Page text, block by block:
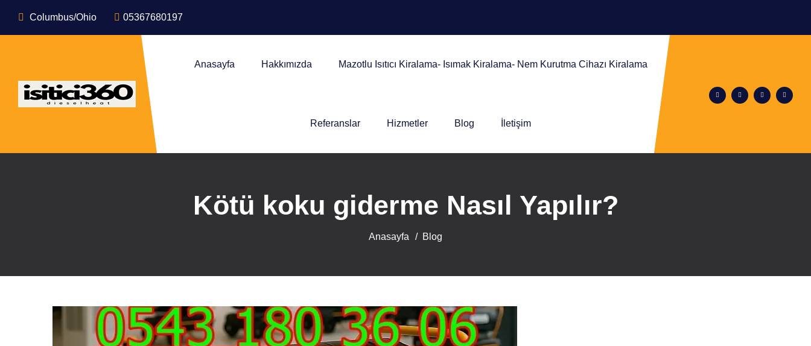
Columbus/Ohio 05367680197
Anasayfa Hakkımızda Mazotlu Isıtıcı Kiralama- Isımak Kiralama- Nem Kurutma Cihazı Kiralama
Referanslar Hizmetler Blog İletişim
Kötü koku giderme Nasıl Yapılır?
Anasayfa Blog